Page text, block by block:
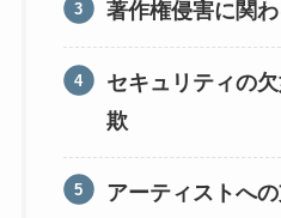
著作権侵害に関
セキュリティの
欺
アーティストへ